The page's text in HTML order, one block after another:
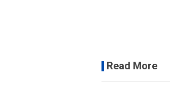
Read More